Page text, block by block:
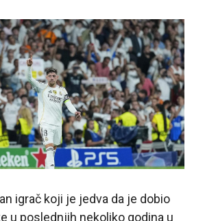
igrač koji je jedva da je dobio
u poslednjih nekoliko godina u